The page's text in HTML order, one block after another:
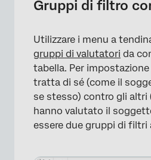
Gruppi di filtro
Utilizzare i menu a
gruppi di valutatori da
tabella. Per
tratta di sé (come il
se stesso) contro gli altri
hanno valutato il
essere due gruppi di filtri